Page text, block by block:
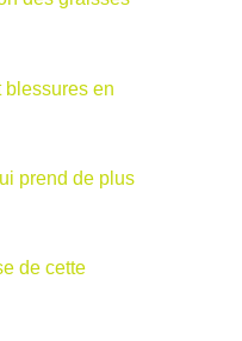
blessures en
prend de plus
de cette